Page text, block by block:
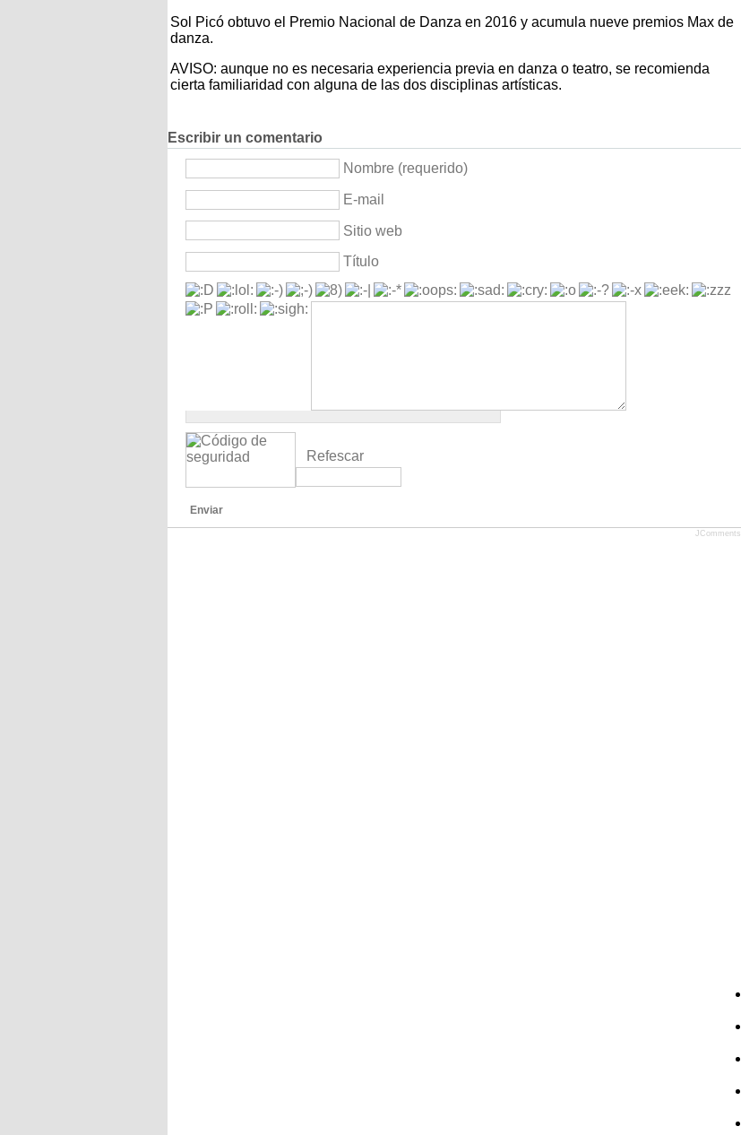
Sol Picó obtuvo el Premio Nacional de Danza en 2016 y acumula nueve premios Max de
danza.
AVISO: aunque no es necesaria experiencia previa en danza o teatro, se recomienda
cierta familiaridad con alguna de las dos disciplinas artísticas.
Escribir un comentario
Nombre (requerido)
E-mail
Sitio web
Título
Refescar
Enviar
JComments